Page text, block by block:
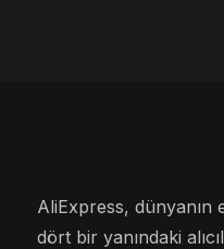
AliExpress, dünyanın
dört bir yanındaki